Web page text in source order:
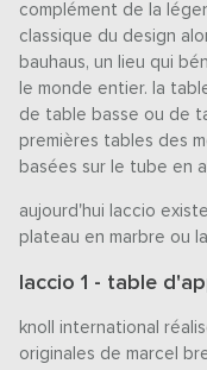
complément de la
classique du design
bauhaus, un lieu qui
le monde entier. la
de table basse ou de
premières tables des
basées sur le tube en
aujourd'hui laccio
plateau en marbre ou
laccio 1 - table
knoll international
originales de marcel